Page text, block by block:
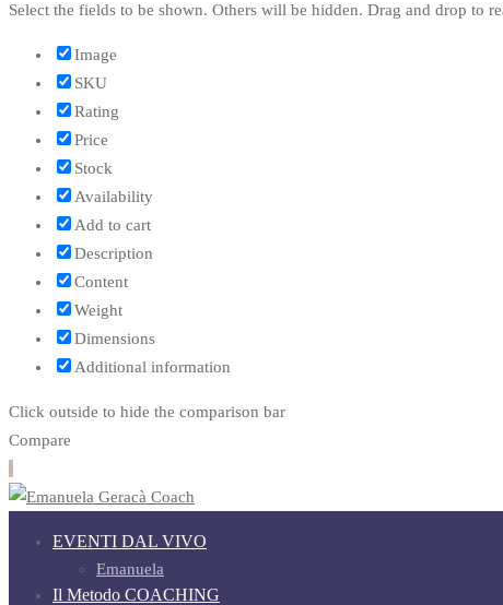
Select the fields to be shown. Others will be hidden. Drag and drop to
Image
SKU
Rating
Price
Stock
Availability
Add to cart
Description
Content
Weight
Dimensions
Additional information
Click outside to hide the comparison bar
Compare
EVENTI DAL VIVO
Emanuela
Il Metodo COACHING